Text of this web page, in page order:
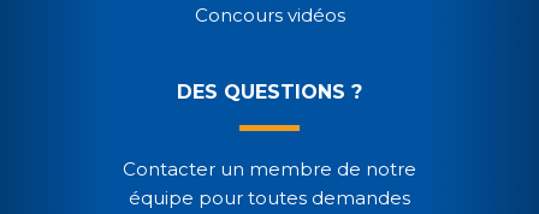
Concours vidéos
DES QUESTIONS ?
Contacter un membre de notre
équipe pour toutes demandes